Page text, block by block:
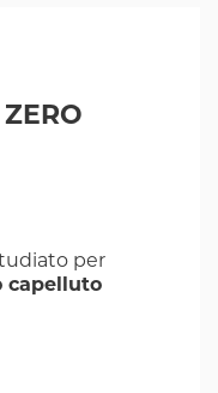
per
capelluto